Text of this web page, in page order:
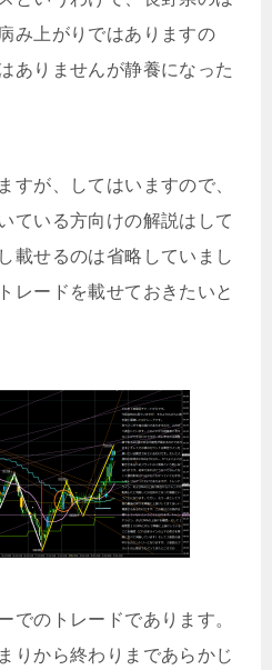
み上がりではありますの
ありませんが静養になった
すが、してはいますので、
ている方向けの解説はして
載せるのは省略していまし
レードを載せておきたいと
でのトレードであります。
りから終わりまであらかじ